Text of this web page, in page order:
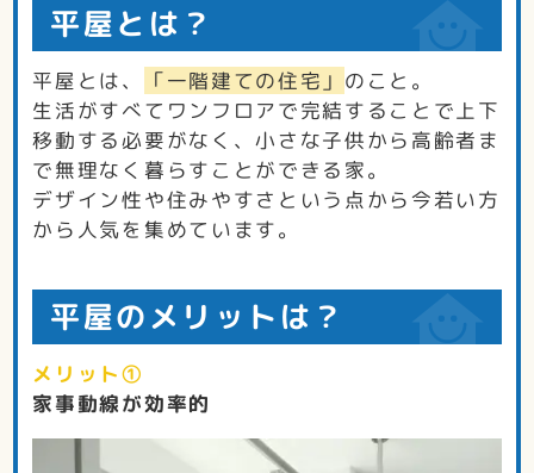
平屋とは？
平屋とは、 「一階建ての住宅」 のこと。
生活がすべてワンフロアで完結することで上下
移動する必要がなく、小さな子供から高齢者ま
で無理なく暮らすことができる家。
デザイン性や住みやすさという点から今若い方
から人気を集めています。
平屋のメリットは？
メリット①
家事動線が効率的